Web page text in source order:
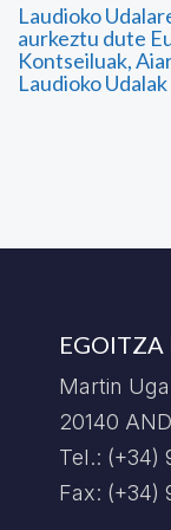
Laudioko
aurkeztu dute
Kontseiluak,
Laudioko Udalak
EGOITZA
Martin
20140
Tel.: (+34)
Fax: (+34)